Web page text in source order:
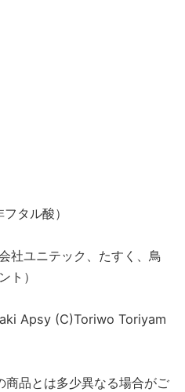
タル酸）
社ユニテック、たすく、鳥
ト）
Apsy (C)Toriwo Toriyam
品とは多少異なる場合がご